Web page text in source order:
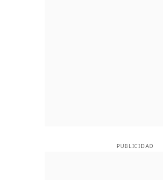
PUBLICIDAD